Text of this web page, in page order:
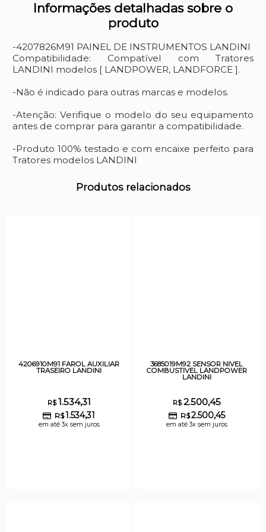
Informações detalhadas sobre o
produto
-4207826M91 PAINEL DE INSTRUMENTOS LANDINI
Compatibilidade: Compatível com Tratores
LANDINI modelos [ LANDPOWER, LANDFORCE ].
-Não é indicado para outras marcas e modelos.
-Atenção: Verifique o modelo do seu equipamento
antes de comprar para garantir a compatibilidade.
-Produto 100% testado e com encaixe perfeito para
Tratores modelos LANDINI
Produtos relacionados
4206910M91 FAROL AUXILIAR
TRASEIRO LANDINI
R$1.534,31
R$1.534,31
em até 3x sem juros
3685019M92 SENSOR NIVEL
COMBUSTIVEL LANDPOWER
LANDINI
R$2.500,45
R$2.500,45
em até 3x sem juros